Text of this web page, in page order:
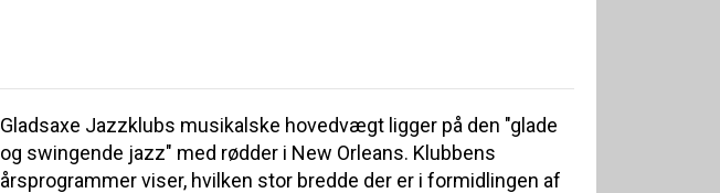
Gladsaxe Jazzklubs musikalske hovedvægt ligger på den "glade
og swingende jazz" med rødder i New Orleans. Klubbens
årsprogrammer viser, hvilken stor bredde der er i formidlingen af